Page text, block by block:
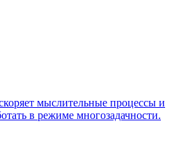
мыслительные процессы и
в режиме многозадачности.